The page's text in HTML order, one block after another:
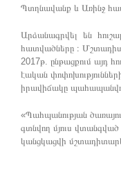
Պտղնավանք և Առինջ
Արձանագրվել են
հատվածները ։
2017թ. ընթացքում այդ
էական
իրավիճակը
«Պահպանության
գտնվող մյուս
կանցկացվի